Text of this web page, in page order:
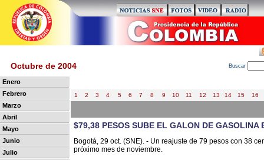
Octubre de 2004 Buscar
Enero
Febrero
Marzo
Abril
Mayo
Junio
Julio
1 2 3 4 5 6 7 8 9 10 11 12 13 14 15 16
$79,38 PESOS SUBE EL GALON DE GASOLINA
Bogotá, 29 oct. (SNE). - Un reajuste de 79 pesos con 38
próximo mes de noviembre.